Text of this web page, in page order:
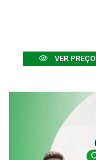
VER PREÇO